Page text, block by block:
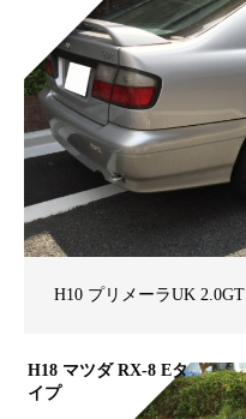
H10 プリメーラUK 2.0GT
H18 マツダ RX-8 Eタ
イプ